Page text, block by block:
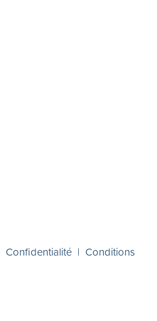
Confidentialité | Conditions